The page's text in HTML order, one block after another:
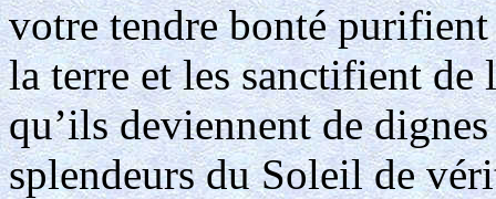
votre tendre bonté purifient
la terre et les sanctifient de
qu’ils deviennent de
splendeurs du Soleil de